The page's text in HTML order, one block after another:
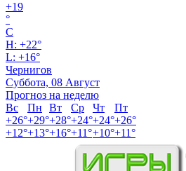
+19
°
C
H: +22°
L: +16°
Чернигов
Суббота, 08 Август
Прогноз на неделю
Вс
Пн Вт Ср Чт
Пт
+26°+29°+28°+24°+24°+26°
+12°+13°+16°+11°+10°+11°